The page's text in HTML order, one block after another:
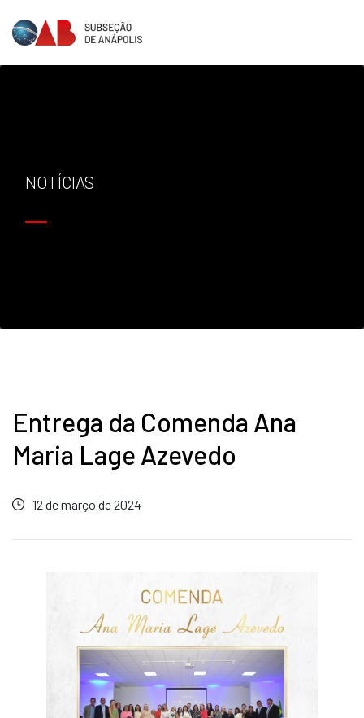
NOTÍCIAS
Entrega da Comenda Ana
Maria Lage Azevedo
12 de março de 2024